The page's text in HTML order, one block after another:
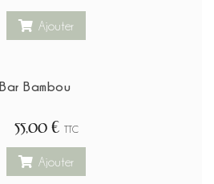
Ajouter
Bar Bambou
55,00 € TTC
Ajouter